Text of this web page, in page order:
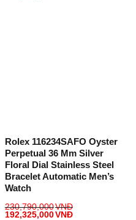
Rolex 116234SAFO Oyster
Perpetual 36 Mm Silver
Floral Dial Stainless Steel
Bracelet Automatic Men’s
Watch
230,790,000VNĐ
192,325,000VNĐ